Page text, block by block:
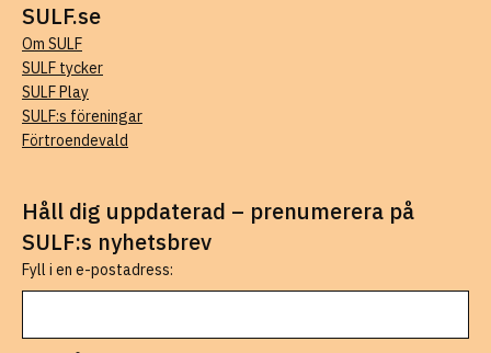
SULF.se
Om SULF
SULF tycker
SULF Play
SULF:s föreningar
Förtroendevald
Håll dig uppdaterad – prenumerera på
SULF:s nyhetsbrev
Fyll i en e-postadress: